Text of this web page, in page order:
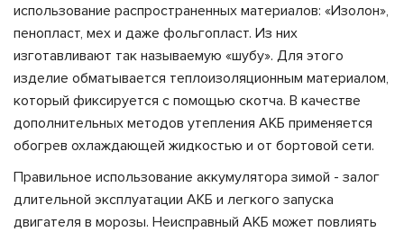
использование распространенных материалов: «Изолон»,
пенопласт, мех и даже фольгопласт. Из них
изготавливают так называемую «шубу». Для этого
изделие обматывается теплоизоляционным материалом,
который фиксируется с помощью скотча. В качестве
дополнительных методов утепления АКБ применяется
обогрев охлаждающей жидкостью и от бортовой сети.
Правильное использование аккумулятора зимой - залог
длительной эксплуатации АКБ и легкого запуска
двигателя в морозы. Неисправный АКБ может повлиять